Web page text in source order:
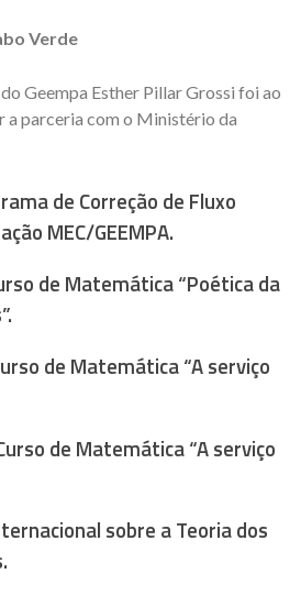
Verde
Geempa Esther Pillar Grossi foi ao
a parceria com o Ministério da
de Correção de Fluxo
MEC/GEEMPA.
de Matemática “Poética da
de Matemática “A serviço
de Matemática “A serviço
sobre a Teoria dos